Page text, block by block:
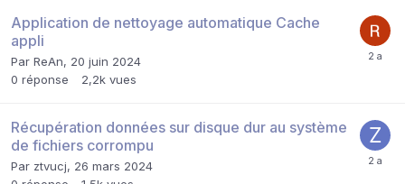
Application de nettoyage automatique Cache
appli
Par ReAn, 20 juin 2024
0 réponse 2,2k vues
Récupération données sur disque dur au système
de fichiers corrompu
Par ztvucj, 26 mars 2024